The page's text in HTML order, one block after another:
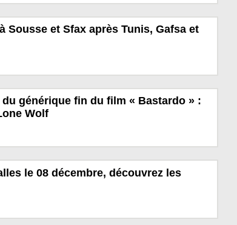
Sousse et Sfax après Tunis, Gafsa et
générique fin du film « Bastardo » :
Wolf
le 08 décembre, découvrez les